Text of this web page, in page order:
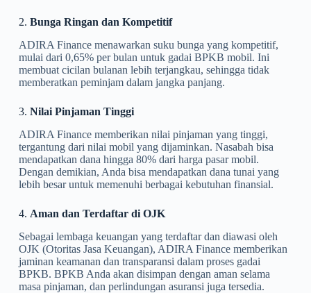
2. Bunga Ringan dan Kompetitif
ADIRA Finance menawarkan suku bunga yang kompetitif,
mulai dari 0,65% per bulan untuk gadai BPKB mobil. Ini
membuat cicilan bulanan lebih terjangkau, sehingga tidak
memberatkan peminjam dalam jangka panjang.
3. Nilai Pinjaman Tinggi
ADIRA Finance memberikan nilai pinjaman yang tinggi,
tergantung dari nilai mobil yang dijaminkan. Nasabah bisa
mendapatkan dana hingga 80% dari harga pasar mobil.
Dengan demikian, Anda bisa mendapatkan dana tunai yang
lebih besar untuk memenuhi berbagai kebutuhan finansial.
4. Aman dan Terdaftar di OJK
Sebagai lembaga keuangan yang terdaftar dan diawasi oleh
OJK (Otoritas Jasa Keuangan), ADIRA Finance memberikan
jaminan keamanan dan transparansi dalam proses gadai
BPKB. BPKB Anda akan disimpan dengan aman selama
masa pinjaman, dan perlindungan asuransi juga tersedia.